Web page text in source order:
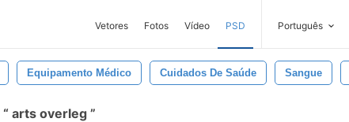
Vetores Fotos Vídeo PSD Português
Equipamento Médico Cuidados De Saúde Sangue
arts overleg